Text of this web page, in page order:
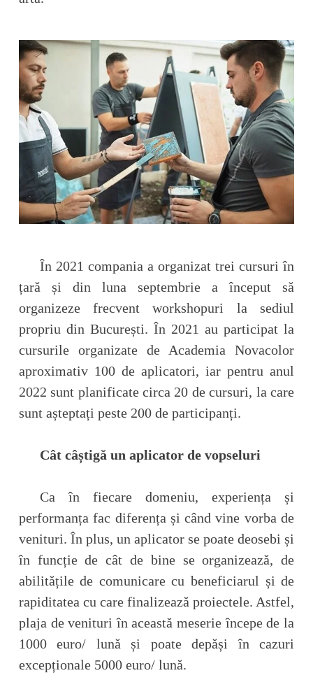
În 2021 compania a organizat trei cursuri în
țară și din luna septembrie a început să
organizeze frecvent workshopuri la sediul
propriu din București. În 2021 au participat la
cursurile organizate de Academia Novacolor
aproximativ 100 de aplicatori, iar pentru anul
2022 sunt planificate circa 20 de cursuri, la care
sunt așteptați peste 200 de participanți.
Cât câștigă un aplicator de vopseluri
Ca în fiecare domeniu, experiența și
performanța fac diferența și când vine vorba de
venituri. În plus, un aplicator se poate deosebi și
în funcție de cât de bine se organizează, de
abilitățile de comunicare cu beneficiarul și de
rapiditatea cu care finalizează proiectele. Astfel,
plaja de venituri în această meserie începe de la
1000 euro/ lună și poate depăși în cazuri
excepționale 5000 euro/ lună.